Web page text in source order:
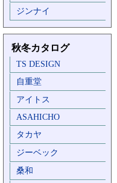
ジンナイ
秋冬カタログ
TS DESIGN
自重堂
アイトス
ASAHICHO
タカヤ
ジーベック
桑和